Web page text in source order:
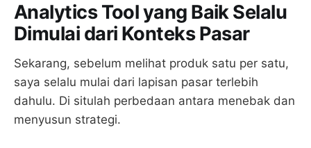
Analytics Tool yang Baik Selalu
Dimulai dari Konteks Pasar
Sekarang, sebelum melihat produk satu per satu,
saya selalu mulai dari lapisan pasar terlebih
dahulu. Di situlah perbedaan antara menebak dan
menyusun strategi.